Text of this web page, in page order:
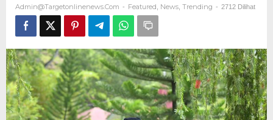
se-
Kota
Sawahlunto
Admin@targetonlinenews.com - Featured News Trending - 2712 Dilihat